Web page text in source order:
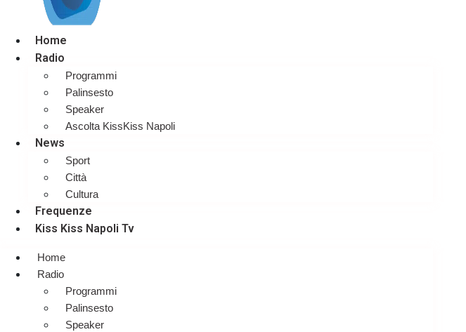
Home
Radio
Programmi
Palinsesto
Speaker
Ascolta KissKiss Napoli
News
Sport
Città
Cultura
Frequenze
Kiss Kiss Napoli Tv
Home
Radio
Programmi
Palinsesto
Speaker